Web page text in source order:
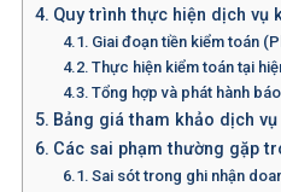
Quy trình thực hiện dịch vụ
Giai đoạn tiền kiểm toán
Thực hiện kiểm toán tại
Tổng hợp và phát hành
Bảng giá tham khảo dịch
Các sai phạm thường gặp
Sai sót trong ghi nhận